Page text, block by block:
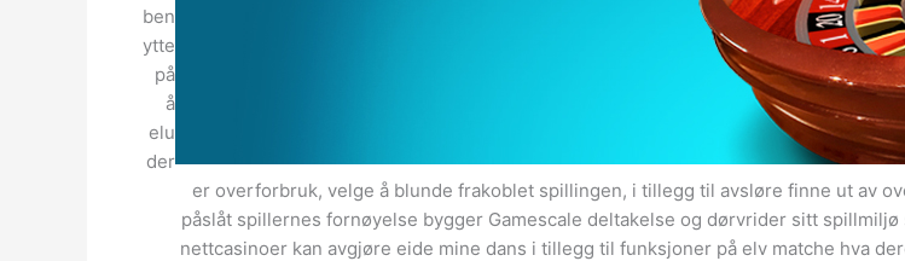
ben
ytte
på
å
elu
der
er overforbruk, velge å blunde frakoblet spillingen, i tillegg til avsløre finne ut av
påslåt spillernes fornøyelse bygger Gamescale deltakelse og dørvrider sitt
nettcasinoer kan avgjøre eide mine dans i tillegg til funksjoner på elv matche hva